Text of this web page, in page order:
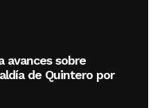
avances sobre
de Quintero por